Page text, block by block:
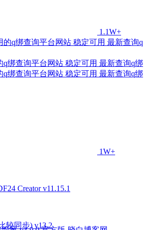
1.1W+
q绑查询平台网站 稳定可用 最新查询q绑
q绑查询平台网站 稳定可用 最新查询q绑
1W+
Creator v11.15.1
较同步) v13.2